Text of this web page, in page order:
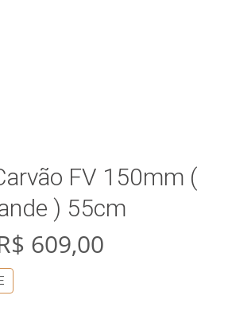
FV 150mm (
) 55cm
609,00